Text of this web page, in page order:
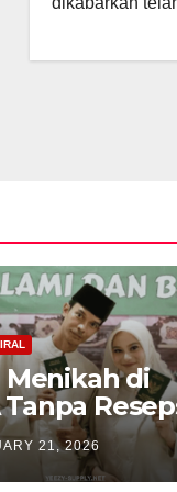
Menikah di
Tanpa
Estetik
Ini
21, 2026